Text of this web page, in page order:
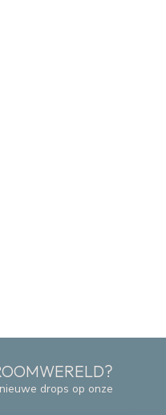
drops op onze